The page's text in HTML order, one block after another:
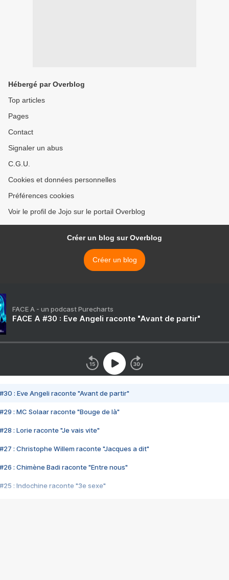
Hébergé par Overblog
Top articles
Pages
Contact
Signaler un abus
C.G.U.
Cookies et données personnelles
Préférences cookies
Voir le profil de Jojo sur le portail Overblog
Créer un blog sur Overblog
Créer un blog
FACE A - un podcast Purecharts
FACE A #30 : Eve Angeli raconte "Avant de partir"
#30 : Eve Angeli raconte "Avant de partir"
#29 : MC Solaar raconte "Bouge de là"
#28 : Lorie raconte "Je vais vite"
#27 : Christophe Willem raconte "Jacques a dit"
#26 : Chimène Badi raconte "Entre nous"
#25 : Indochine raconte "3e sexe"